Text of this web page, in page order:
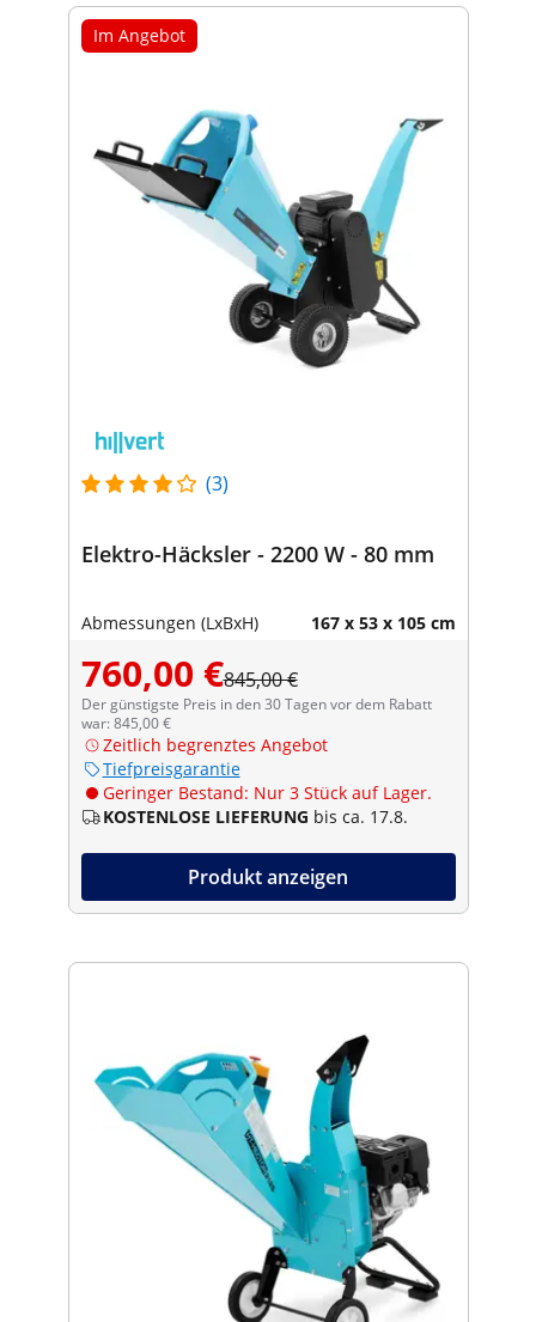
Im Angebot
(3)
Elektro-Häcksler - 2200 W - 80 mm
Abmessungen (LxBxH) 167 x 53 x 105 cm
760,00 €845,00 €
Der günstigste Preis in den 30 Tagen vor dem Rabatt
war: 845,00 €
Zeitlich begrenztes Angebot
Tiefpreisgarantie
Geringer Bestand: Nur 3 Stück auf Lager.
KOSTENLOSE LIEFERUNG bis ca. 17.8.
Produkt anzeigen